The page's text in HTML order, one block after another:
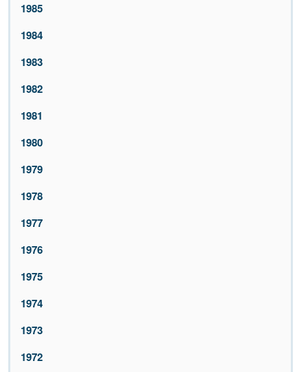
1985
1984
1983
1982
1981
1980
1979
1978
1977
1976
1975
1974
1973
1972